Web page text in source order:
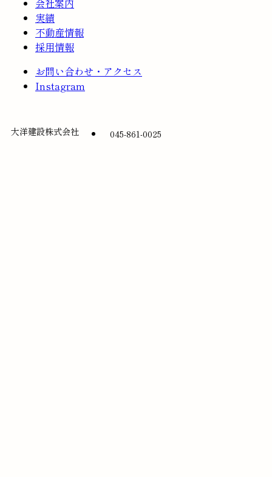
会社案内
実績
不動産情報
採用情報
お問い合わせ・アクセス
Instagram
大洋建設株式会社 045-861-0025